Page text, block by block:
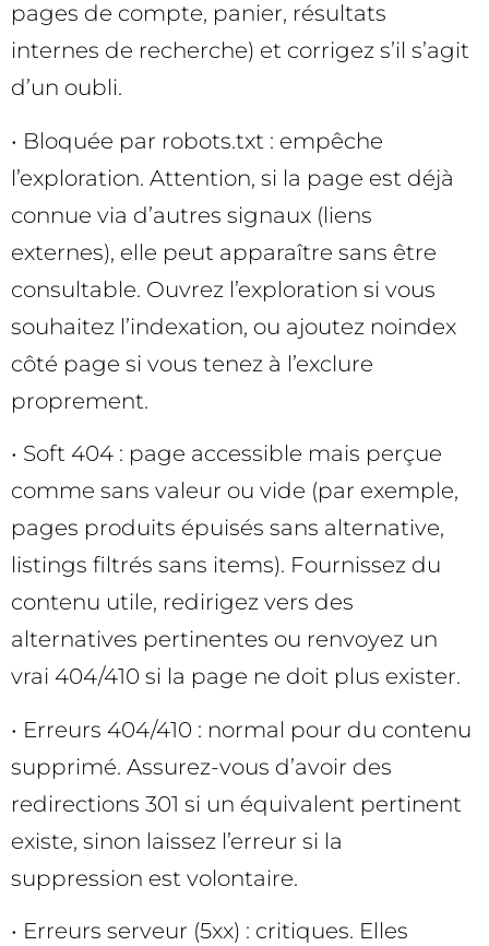
pages de compte, panier, résultats
internes de recherche) et corrigez s’il s’agit
d’un oubli.
• Bloquée par robots.txt : empêche
l’exploration. Attention, si la page est déjà
connue via d’autres signaux (liens
externes), elle peut apparaître sans être
consultable. Ouvrez l’exploration si vous
souhaitez l’indexation, ou ajoutez noindex
côté page si vous tenez à l’exclure
proprement.
• Soft 404 : page accessible mais perçue
comme sans valeur ou vide (par exemple,
pages produits épuisés sans alternative,
listings filtrés sans items). Fournissez du
contenu utile, redirigez vers des
alternatives pertinentes ou renvoyez un
vrai 404/410 si la page ne doit plus exister.
• Erreurs 404/410 : normal pour du contenu
supprimé. Assurez-vous d’avoir des
redirections 301 si un équivalent pertinent
existe, sinon laissez l’erreur si la
suppression est volontaire.
• Erreurs serveur (5xx) : critiques. Elles